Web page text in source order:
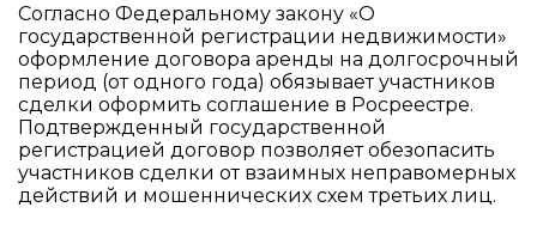
Согласно Федеральному закону «О
государственной регистрации недвижимости»
оформление договора аренды на долгосрочный
период (от одного года) обязывает участников
сделки оформить соглашение в Росреестре.
Подтвержденный государственной
регистрацией договор позволяет обезопасить
участников сделки от взаимных неправомерных
действий и мошеннических схем третьих лиц.